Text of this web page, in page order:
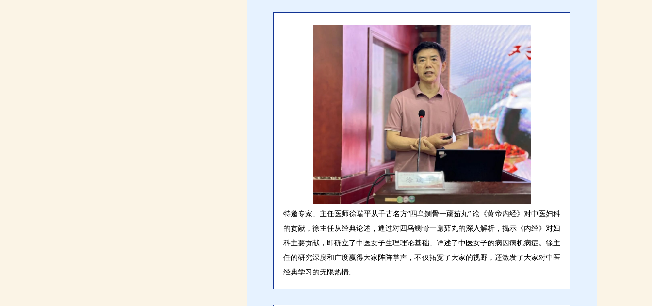
特邀专家、主任医师徐瑞平从千古名方“四乌鲗骨一藘茹丸” 论《黄帝内经》对中医妇科
的贡献，徐主任从经典论述，通过对四乌鲗骨一藘茹丸的深入解析，揭示《内经》对妇
科主要贡献，即确立了中医女子生理理论基础、详述了中医女子的病因病机病症。徐主
任的研究深度和广度赢得大家阵阵掌声，不仅拓宽了大家的视野，还激发了大家对中医
经典学习的无限热情。